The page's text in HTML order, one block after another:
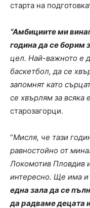
старта на
“Амбициите ми
година да се борим
цел. Най-важното е
баскетбол, да се
запомнят като
се хвърлям за всяка
старозагорци.
“Мисля, че тази
равностойно от
Локомотив Пловдив
интересно. Ще има и
една зала да се
да радваме децата